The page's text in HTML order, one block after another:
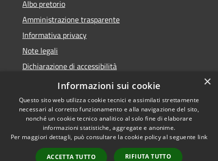
Albo pretorio
Amministrazione trasparente
Informativa privacy
Note legali
Dichiarazione di accessibilità
Meccanismo di Feedback
Accessibilità
Copyright © 2026 • Comune di
Chieri • Powered by
Municipium•
Accesso
×
Informazioni sui cookie
Questo sito web utilizza cookie tecnici e assimilati strettamente
necessari al corretto funzionamento e alla navigazione del sito,
nonché un cookie tecnico analitico al solo fine di elaborare
informazioni statistiche, aggregate e anonime.
Per maggiori dettagli, può consultare la cookie policy al seguente link
ACCETTA TUTTO RIFIUTA TUTTO